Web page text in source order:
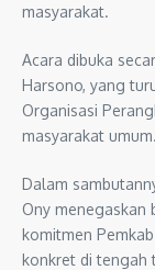
masyarakat.
Acara dibuka
Harsono, yang
Organisasi
masyarakat umum.
Dalam
Ony menegaskan
komitmen
konkret di tengah